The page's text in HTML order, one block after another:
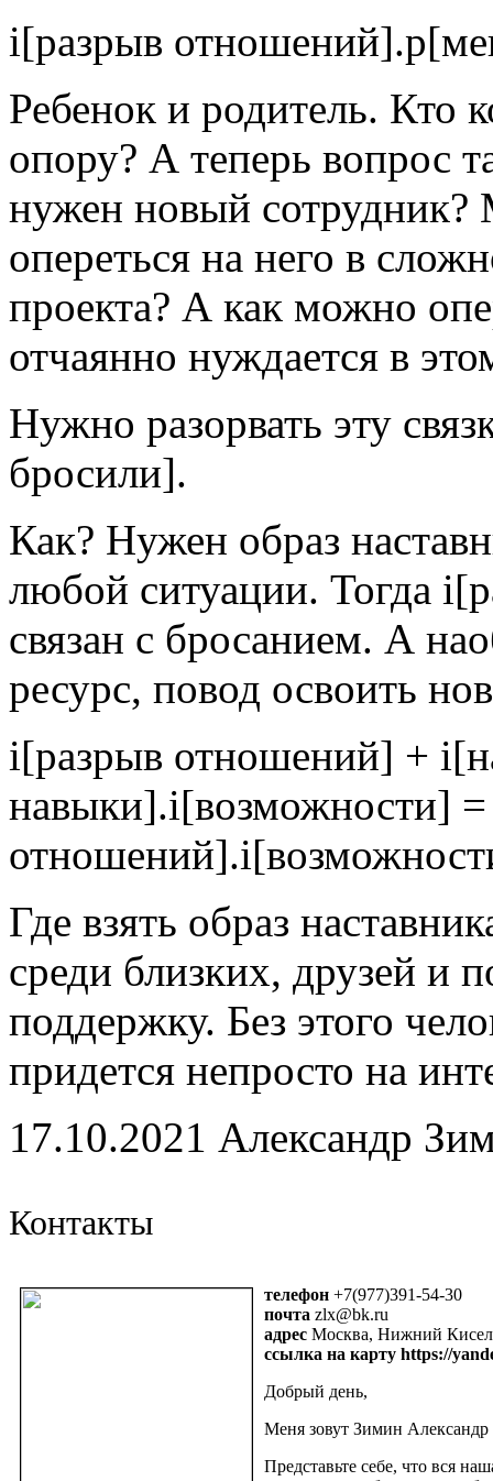
i[разрыв
Ребенок и родитель. Кто
опору? А теперь вопрос
нужен новый
опереться на него в
проекта? А как можно
отчаянно нуждается в
Нужно разорвать эту
бросили].
Как? Нужен образ
любой ситуации. Тогда
связан с бросанием. А
ресурс, повод освоить
i[разрыв отношений] +
навыки].i[возможности]
Где взять образ
среди близких, друзей и
поддержку. Без этого
придется непросто на
17.10.2021 Александр
Контакты
телефон +7(977)391-54-30
почта zlx@bk.ru
адрес Москва, Нижний
ссылка на карту https://
Добрый день,
Меня зовут Зимин Александр
Представьте себе, что вся